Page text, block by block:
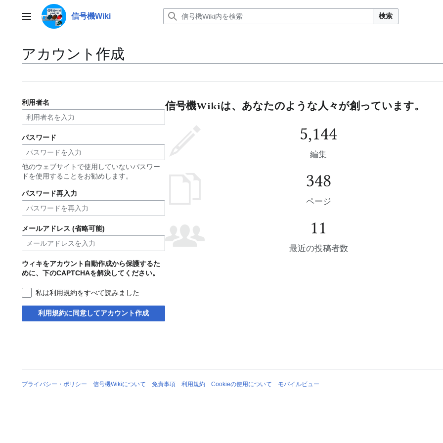
メインメニュー信号機Wiki 検索
アカウント作成
利用者名
パスワード
他のウェブサイトで使用していないパスワー
ドを使用することをお勧めします。
パスワード再入力
メールアドレス (省略可能)
ウィキをアカウント自動作成から保護するた
めに、下のCAPTCHAを解決してください。
私は利用規約をすべて読みました
利用規約に同意してアカウント作成
信号機Wikiは、あなたのような人々が創っています。
5,144
編集
348
ページ
11
最近の投稿者数
プライバシー・ポリシー 信号機Wikiについて 免責事項 利用規約 Cookieの使用について モバイルビュー